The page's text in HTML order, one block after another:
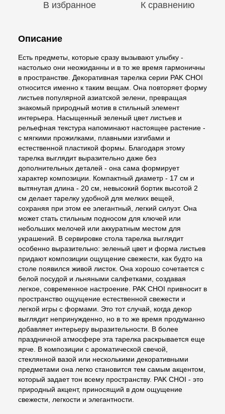
В избранное К сравнению
Описание
Есть предметы, которые сразу вызывают улыбку -
настолько они неожиданны и в то же время гармоничны
в пространстве. Декоративная тарелка серии PAK CHOI
относится именно к таким вещам. Она повторяет форму
листьев популярной азиатской зелени, превращая
знакомый природный мотив в стильный элемент
интерьера. Насыщенный зеленый цвет листьев и
рельефная текстура напоминают настоящее растение -
с мягкими прожилками, плавными изгибами и
естественной пластикой формы. Благодаря этому
тарелка выглядит выразительно даже без
дополнительных деталей - она сама формирует
характер композиции. Компактный диаметр - 17 см и
вытянутая длина - 20 см, невысокий бортик высотой 2
см делает тарелку удобной для мелких вещей,
сохраняя при этом ее элегантный, легкий силуэт. Она
может стать стильным подносом для ключей или
небольших мелочей или аккуратным местом для
украшений. В сервировке стола тарелка выглядит
особенно выразительно: зеленый цвет и форма листьев
придают композиции ощущение свежести, как будто на
столе появился живой листок. Она хорошо сочетается с
белой посудой и льняными салфетками, создавая
легкое, современное настроение. PAK CHOI привносит в
пространство ощущение естественной свежести и
легкой игры с формами. Это тот случай, когда декор
выглядит непринужденно, но в то же время продуманно
добавляет интерьеру выразительности. В более
праздничной атмосфере эта тарелка раскрывается еще
ярче. В композиции с ароматической свечой,
стеклянной вазой или несколькими декоративными
предметами она легко становится тем самым акцентом,
который задает тон всему пространству. PAK CHOI - это
природный акцент, приносящий в дом ощущение
свежести, легкости и элегантности.